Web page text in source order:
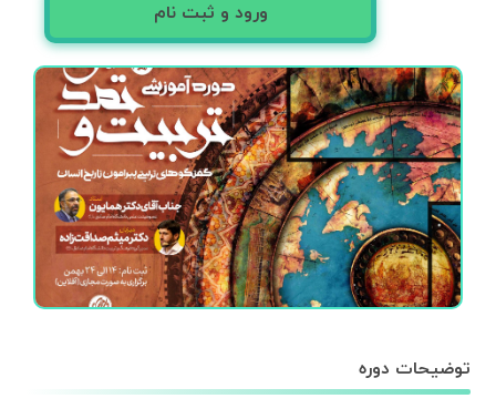
ورود و ثبت نام
توضیحات دوره